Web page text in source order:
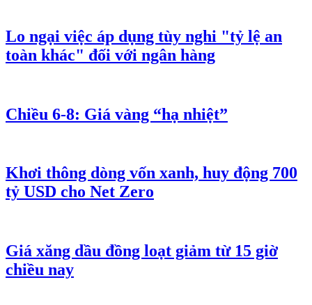
Lo ngại việc áp dụng tùy nghi "tỷ lệ an
toàn khác" đối với ngân hàng
Chiều 6-8: Giá vàng “hạ nhiệt”
Khơi thông dòng vốn xanh, huy động 700
tỷ USD cho Net Zero
Giá xăng dầu đồng loạt giảm từ 15 giờ
chiều nay